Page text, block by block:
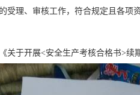
受理、审核工作，符合规定且各
关于开展<安全生产考核合格书>续